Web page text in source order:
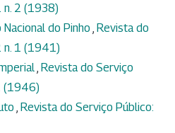
n. 2 (1938)
do Pinho , Revista do
n. 1 (1941)
, Revista do Serviço
(1946)
, Revista do Serviço Público: